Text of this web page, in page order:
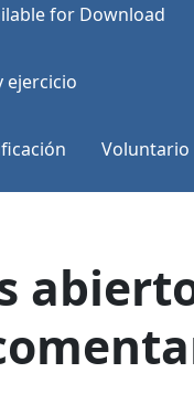
for Download
ejercicio
Voluntario